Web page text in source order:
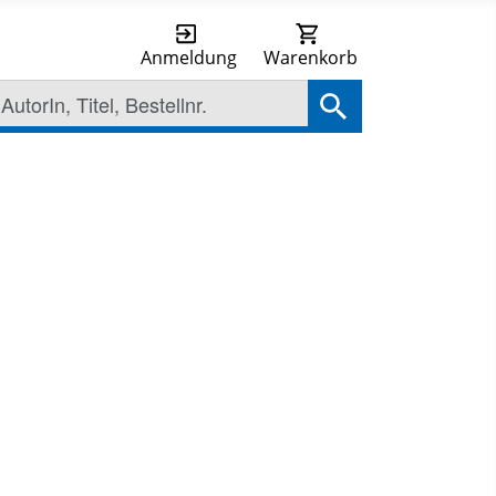
Anmeldung Warenkorb